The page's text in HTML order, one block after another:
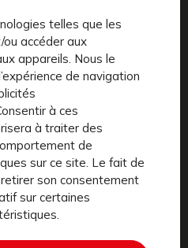
telles que les
accéder aux
appareils. Nous le
de navigation
à ces
à traiter des
de
sur ce site. Le fait de
son consentement
sur certaines
à 240€/an en
en tacite